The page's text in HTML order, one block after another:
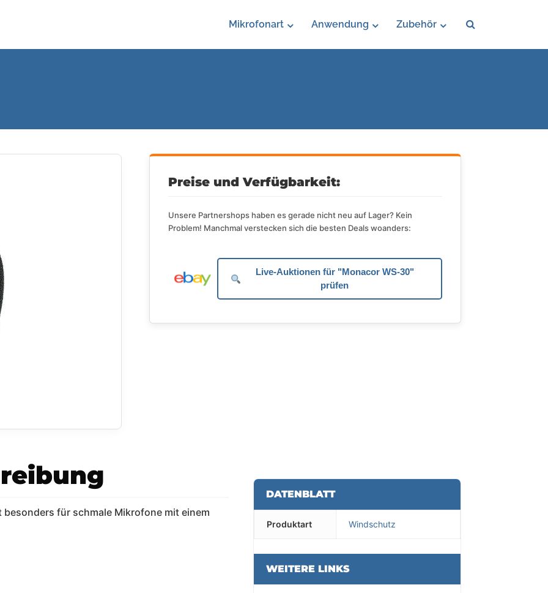
Mikrofonart Anwendung Zubehör
Preise und Verfügbarkeit:
Unsere Partnershops haben es gerade nicht neu auf Lager? Kein
Problem! Manchmal verstecken sich die besten Deals woanders:
Live-Auktionen für "Monacor WS-30"
prüfen
für schmale Mikrofone mit einem
DATENBLATT
Produktart Windschutz
WEITERE LINKS